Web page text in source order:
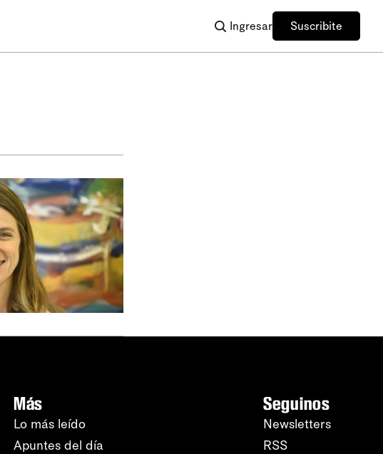
Ingresar Suscribite
Más
Lo más leído
Apuntes del día
Seguinos
Newsletters
RSS